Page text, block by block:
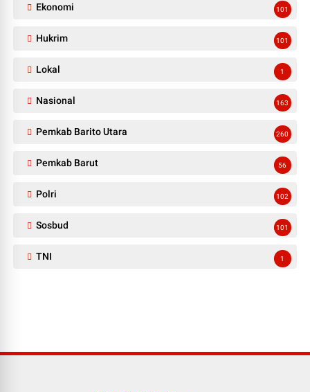
Ekonomi 101
Hukrim 101
Lokal 1
Nasional 163
Pemkab Barito Utara 260
Pemkab Barut 56
Polri 102
Sosbud 101
TNI 1